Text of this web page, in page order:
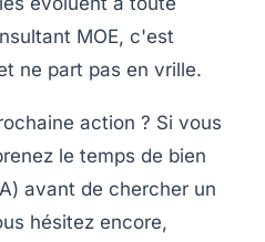
MOE, c'est
ne part pas en vrille.
action ? Si vous
le temps de bien
avant de chercher un
hésitez encore,